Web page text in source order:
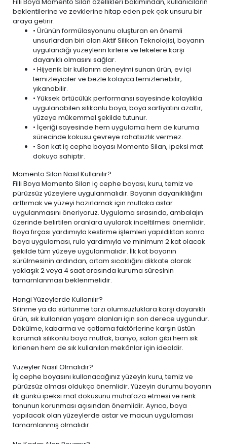
beklentilerine ve zevklerine hitap eden pek çok unsuru bir
araya getirir.
• Ürünün formülasyonunu oluşturan en önemli
unsurlardan biri olan Aktif Silikon Teknolojisi, boyanın
uygulandığı yüzeylerin kirlere ve lekelere karşı
dayanıklı olmasını sağlar.
• Hijyenik bir kullanım deneyimi sunan ürün, ev içi
temizleyiciler ve bezle kolayca temizlenebilir,
yıkanabilir.
• Yüksek örtücülük performansı sayesinde kolaylıkla
uygulanabilen silikonlu boya, boya sarfiyatını azaltır,
yüzeye mükemmel şekilde tutunur.
• İçeriği sayesinde hem uygulama hem de kuruma
sürecinde kokusu çevreye rahatsızlık vermez.
• Son kat iç cephe boyası Momento Silan, ipeksi mat
dokuya sahiptir.
Momento Silan Nasıl Kullanılır?
Filli Boya Momento Silan iç cephe boyası, kuru, temiz ve
pürüzsüz yüzeylere uygulanmalıdır. Boyanın dayanıklılığını
arttırmak ve yüzeyi hazırlamak için mutlaka astar
uygulanmasını öneriyoruz. Uygulama sırasında, ambalajın
üzerinde belirtilen oranlara uyularak inceltilmesi önemlidir.
Boya fırçası yardımıyla kestirme işlemleri yapıldıktan sonra
boya uygulaması, rulo yardımıyla ve minimum 2 kat olacak
şekilde tüm yüzeye uygulanmalıdır. İlk kat boyanın
sürülmesinin ardından, ortam sıcaklığını dikkate alarak
yaklaşık 2 veya 4 saat arasında kuruma süresinin
tamamlanması beklenmelidir.
Hangi Yüzeylerde Kullanılır?
Silinme ya da sürtünme tarzı olumsuzluklara karşı dayanıklı
ürün, sık kullanılan yaşam alanları için son derece uygundur.
Dökülme, kabarma ve çatlama faktörlerine karşın üstün
korumalı silikonlu boya mutfak, banyo, salon gibi hem sık
kirlenen hem de sık kullanılan mekânlar için idealdir.
Yüzeyler Nasıl Olmalıdır?
İç cephe boyasını kullanacağınız yüzeyin kuru, temiz ve
pürüzsüz olması oldukça önemlidir. Yüzeyin durumu boyanın
ilk günkü ipeksi mat dokusunu muhafaza etmesi ve renk
tonunun korunması açısından önemlidir. Ayrıca, boya
yapılacak olan yüzeylerde astar ve macun uygulaması
tamamlanmış olmalıdır.